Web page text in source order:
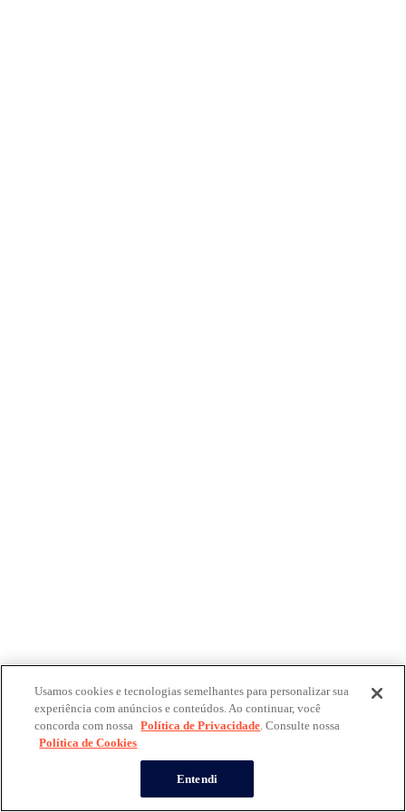
Usamos cookies e tecnologias semelhantes para personalizar sua
experiência com anúncios e conteúdos. Ao continuar, você
concorda com nossa Política de Privacidade. Consulte nossa
Política de Cookies
Entendi